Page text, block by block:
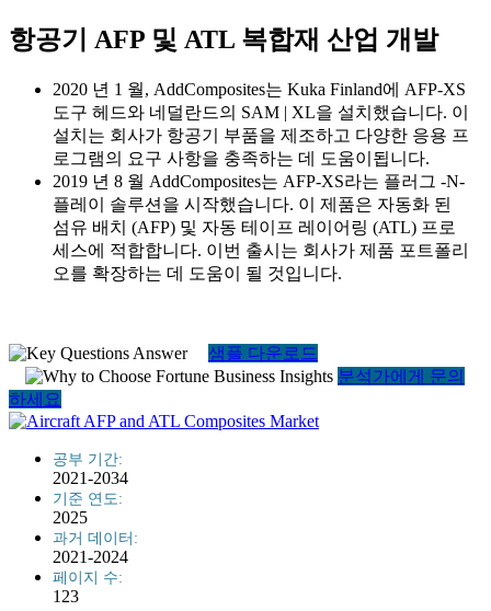
항공기 AFP 및 ATL 복합재 산업 개발
2020 년 1 월, AddComposites는 Kuka Finland에 AFP-XS
도구 헤드와 네덜란드의 SAM | XL을 설치했습니다. 이
설치는 회사가 항공기 부품을 제조하고 다양한 응용 프
로그램의 요구 사항을 충족하는 데 도움이됩니다.
2019 년 8 월 AddComposites는 AFP-XS라는 플러그 -N-
플레이 솔루션을 시작했습니다. 이 제품은 자동화 된
섬유 배치 (AFP) 및 자동 테이프 레이어링 (ATL) 프로
세스에 적합합니다. 이번 출시는 회사가 제품 포트폴리
오를 확장하는 데 도움이 될 것입니다.
샘플 다운로드
분석가에게 문의
하세요
공부 기간:
2021-2034
기준 연도:
2025
과거 데이터:
2021-2024
페이지 수:
123